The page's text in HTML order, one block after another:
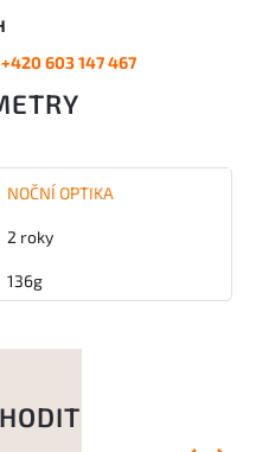
+420 603 147 467
NOČNÍ OPTIKA
2 roky
136g